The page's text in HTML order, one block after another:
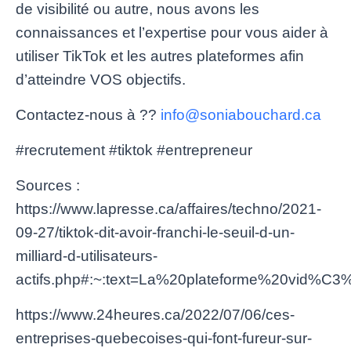
de visibilité ou autre, nous avons les
connaissances et l’expertise pour vous aider à
utiliser TikTok et les autres plateformes afin
d’atteindre VOS objectifs.
Contactez-nous à ?? info@soniabouchard.ca
#recrutement #tiktok #entrepreneur
Sources :
https://www.lapresse.ca/affaires/techno/2021-
09-27/tiktok-dit-avoir-franchi-le-seuil-d-un-
milliard-d-utilisateurs-
https://www.24heures.ca/2022/07/06/ces-
entreprises-quebecoises-qui-font-fureur-sur-